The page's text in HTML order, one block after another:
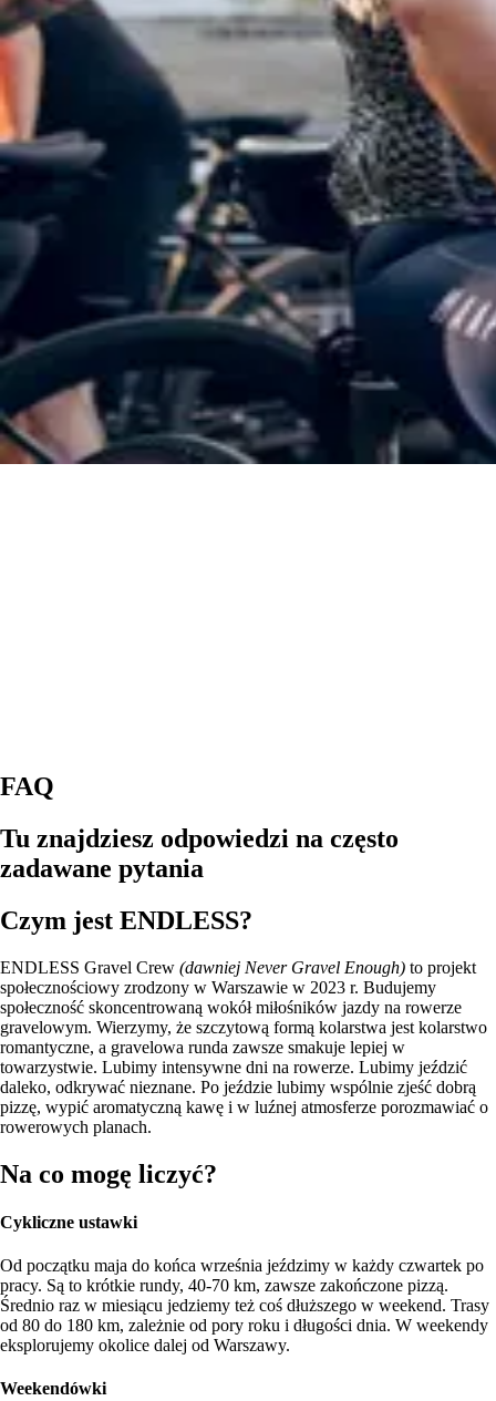
FAQ
Tu znajdziesz odpowiedzi na często
zadawane pytania
Czym jest ENDLESS?
ENDLESS Gravel Crew (dawniej Never Gravel Enough) to projekt
społecznościowy zrodzony w Warszawie w 2023 r. Budujemy
społeczność skoncentrowaną wokół miłośników jazdy na rowerze
gravelowym. Wierzymy, że szczytową formą kolarstwa jest kolarstwo
romantyczne, a gravelowa runda zawsze smakuje lepiej w
towarzystwie. Lubimy intensywne dni na rowerze. Lubimy jeździć
daleko, odkrywać nieznane. Po jeździe lubimy wspólnie zjeść dobrą
pizzę, wypić aromatyczną kawę i w luźnej atmosferze porozmawiać o
rowerowych planach.
Na co mogę liczyć?
Cykliczne ustawki
Od początku maja do końca września jeździmy w każdy czwartek po
pracy. Są to krótkie rundy, 40-70 km, zawsze zakończone pizzą.
Średnio raz w miesiącu jedziemy też coś dłuższego w weekend. Trasy
od 80 do 180 km, zależnie od pory roku i długości dnia. W weekendy
eksplorujemy okolice dalej od Warszawy.
Weekendówki